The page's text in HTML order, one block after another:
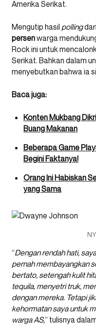
Amerika Serikat.
Mengutip hasil pollingdari
persenwarga
Rock ini untuk
Serikat. Bahkan dalam
menyebutkan bahwa ia
Baca juga:
Konten Mukbang
Buang Makanan
Beberapa Game
Begini Faktanya!
Orang Ini Habiskan
yang Sama
“Dengan rendah hati,
pernah membayangkan
bertato, setengah kulit
tequila, menyetri truk,
dengan mereka. Tetapi
kehormatan saya untuk
warga AS,” tulisnya